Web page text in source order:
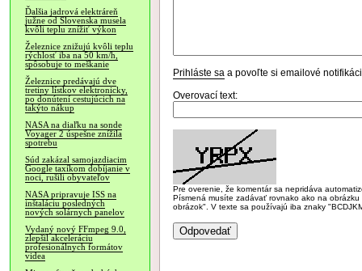
Ďalšia jadrová elektráreň
južne od Slovenska musela
kvôli teplu znížiť výkon
Železnice znižujú kvôli teplu
rýchlosť iba na 50 km/h,
spôsobuje to meškanie
Železnice predávajú dve
tretiny lístkov elektronicky,
po donútení cestujúcich na
takýto nákup
NASA na diaľku na sonde
Voyager 2 úspešne znížila
spotrebu
Súd zakázal samojazdiacim
Google taxíkom dobíjanie v
noci, rušili obyvateľov
NASA pripravuje ISS na
inštaláciu posledných
nových solárnych panelov
Vydaný nový FFmpeg 9.0,
zlepšil akceleráciu
profesionálnych formátov
videa
Prihláste sa a povoľte si emailové
Overovací text:
Pre overenie, že komentár sa nepridáva
Písmená musíte zadávať rovnako ako na
obrázok". V texte sa používajú iba znaky